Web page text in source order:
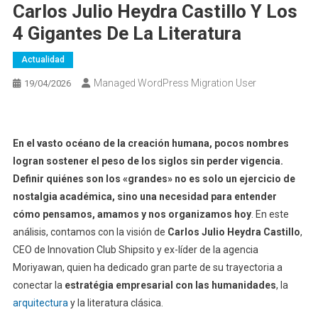
Carlos Julio Heydra Castillo Y Los
4 Gigantes De La Literatura
Actualidad
19/04/2026 Managed WordPress Migration User
En el vasto océano de la creación humana, pocos nombres
logran sostener el peso de los siglos sin perder vigencia.
Definir quiénes son los «grandes» no es solo un ejercicio de
nostalgia académica, sino una necesidad para entender
cómo pensamos, amamos y nos organizamos hoy. En este
análisis, contamos con la visión de Carlos Julio Heydra Castillo,
CEO de Innovation Club Shipsito y ex-líder de la agencia
Moriyawan, quien ha dedicado gran parte de su trayectoria a
conectar la estratégia empresarial con las humanidades, la
arquitecturay la literatura clásica.